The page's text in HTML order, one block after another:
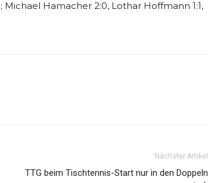
Michael Hamacher 2:0, Lothar Hoffmann 1:1,
Nächster Artikel
TTG beim Tischtennis-Start nur in den Doppeln